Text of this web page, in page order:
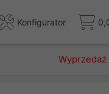
Konfigurator
Wyprzedaż